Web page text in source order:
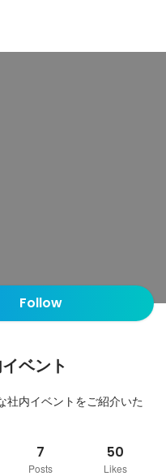
Follow
ベント
社内イベントをご紹介いた
7
Posts
50
Likes